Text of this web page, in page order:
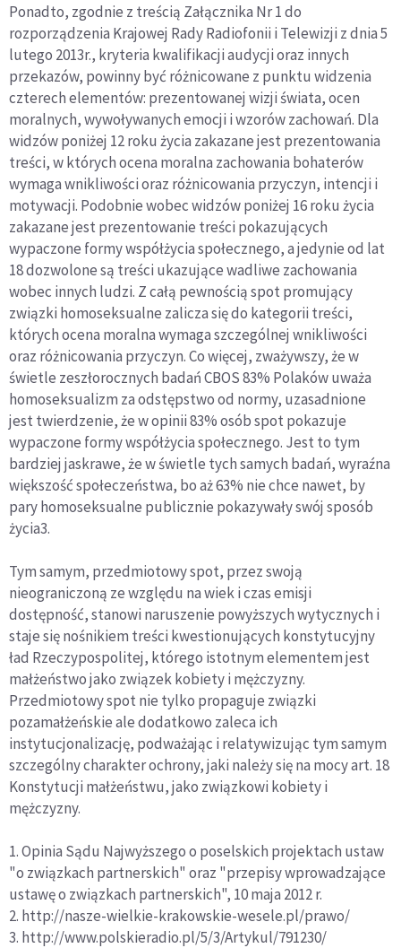
Ponadto, zgodnie z treścią Załącznika Nr 1 do
rozporządzenia Krajowej Rady Radiofonii i Telewizji z dnia 5
lutego 2013r., kryteria kwalifikacji audycji oraz innych
przekazów, powinny być różnicowane z punktu widzenia
czterech elementów: prezentowanej wizji świata, ocen
moralnych, wywoływanych emocji i wzorów zachowań. Dla
widzów poniżej 12 roku życia zakazane jest prezentowania
treści, w których ocena moralna zachowania bohaterów
wymaga wnikliwości oraz różnicowania przyczyn, intencji i
motywacji. Podobnie wobec widzów poniżej 16 roku życia
zakazane jest prezentowanie treści pokazujących
wypaczone formy współżycia społecznego, a jedynie od lat
18 dozwolone są treści ukazujące wadliwe zachowania
wobec innych ludzi. Z całą pewnością spot promujący
związki homoseksualne zalicza się do kategorii treści,
których ocena moralna wymaga szczególnej wnikliwości
oraz różnicowania przyczyn. Co więcej, zważywszy, że w
świetle zeszłorocznych badań CBOS 83% Polaków uważa
homoseksualizm za odstępstwo od normy, uzasadnione
jest twierdzenie, że w opinii 83% osób spot pokazuje
wypaczone formy współżycia społecznego. Jest to tym
bardziej jaskrawe, że w świetle tych samych badań, wyraźna
większość społeczeństwa, bo aż 63% nie chce nawet, by
pary homoseksualne publicznie pokazywały swój sposób
życia3.
Tym samym, przedmiotowy spot, przez swoją
nieograniczoną ze względu na wiek i czas emisji
dostępność, stanowi naruszenie powyższych wytycznych i
staje się nośnikiem treści kwestionujących konstytucyjny
ład Rzeczypospolitej, którego istotnym elementem jest
małżeństwo jako związek kobiety i mężczyzny.
Przedmiotowy spot nie tylko propaguje związki
pozamałżeńskie ale dodatkowo zaleca ich
instytucjonalizację, podważając i relatywizując tym samym
szczególny charakter ochrony, jaki należy się na mocy art. 18
Konstytucji małżeństwu, jako związkowi kobiety i
mężczyzny.
1. Opinia Sądu Najwyższego o poselskich projektach ustaw
"o związkach partnerskich" oraz "przepisy wprowadzające
ustawę o związkach partnerskich", 10 maja 2012 r.
2. http://nasze-wielkie-krakowskie-wesele.pl/prawo/
3. http://www.polskieradio.pl/5/3/Artykul/791230/